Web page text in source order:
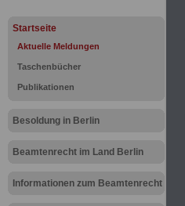
Startseite
Aktuelle Meldungen
Taschenbücher
Publikationen
Besoldung in Berlin
Beamtenrecht im Land Berlin
Informationen zum Beamtenrecht